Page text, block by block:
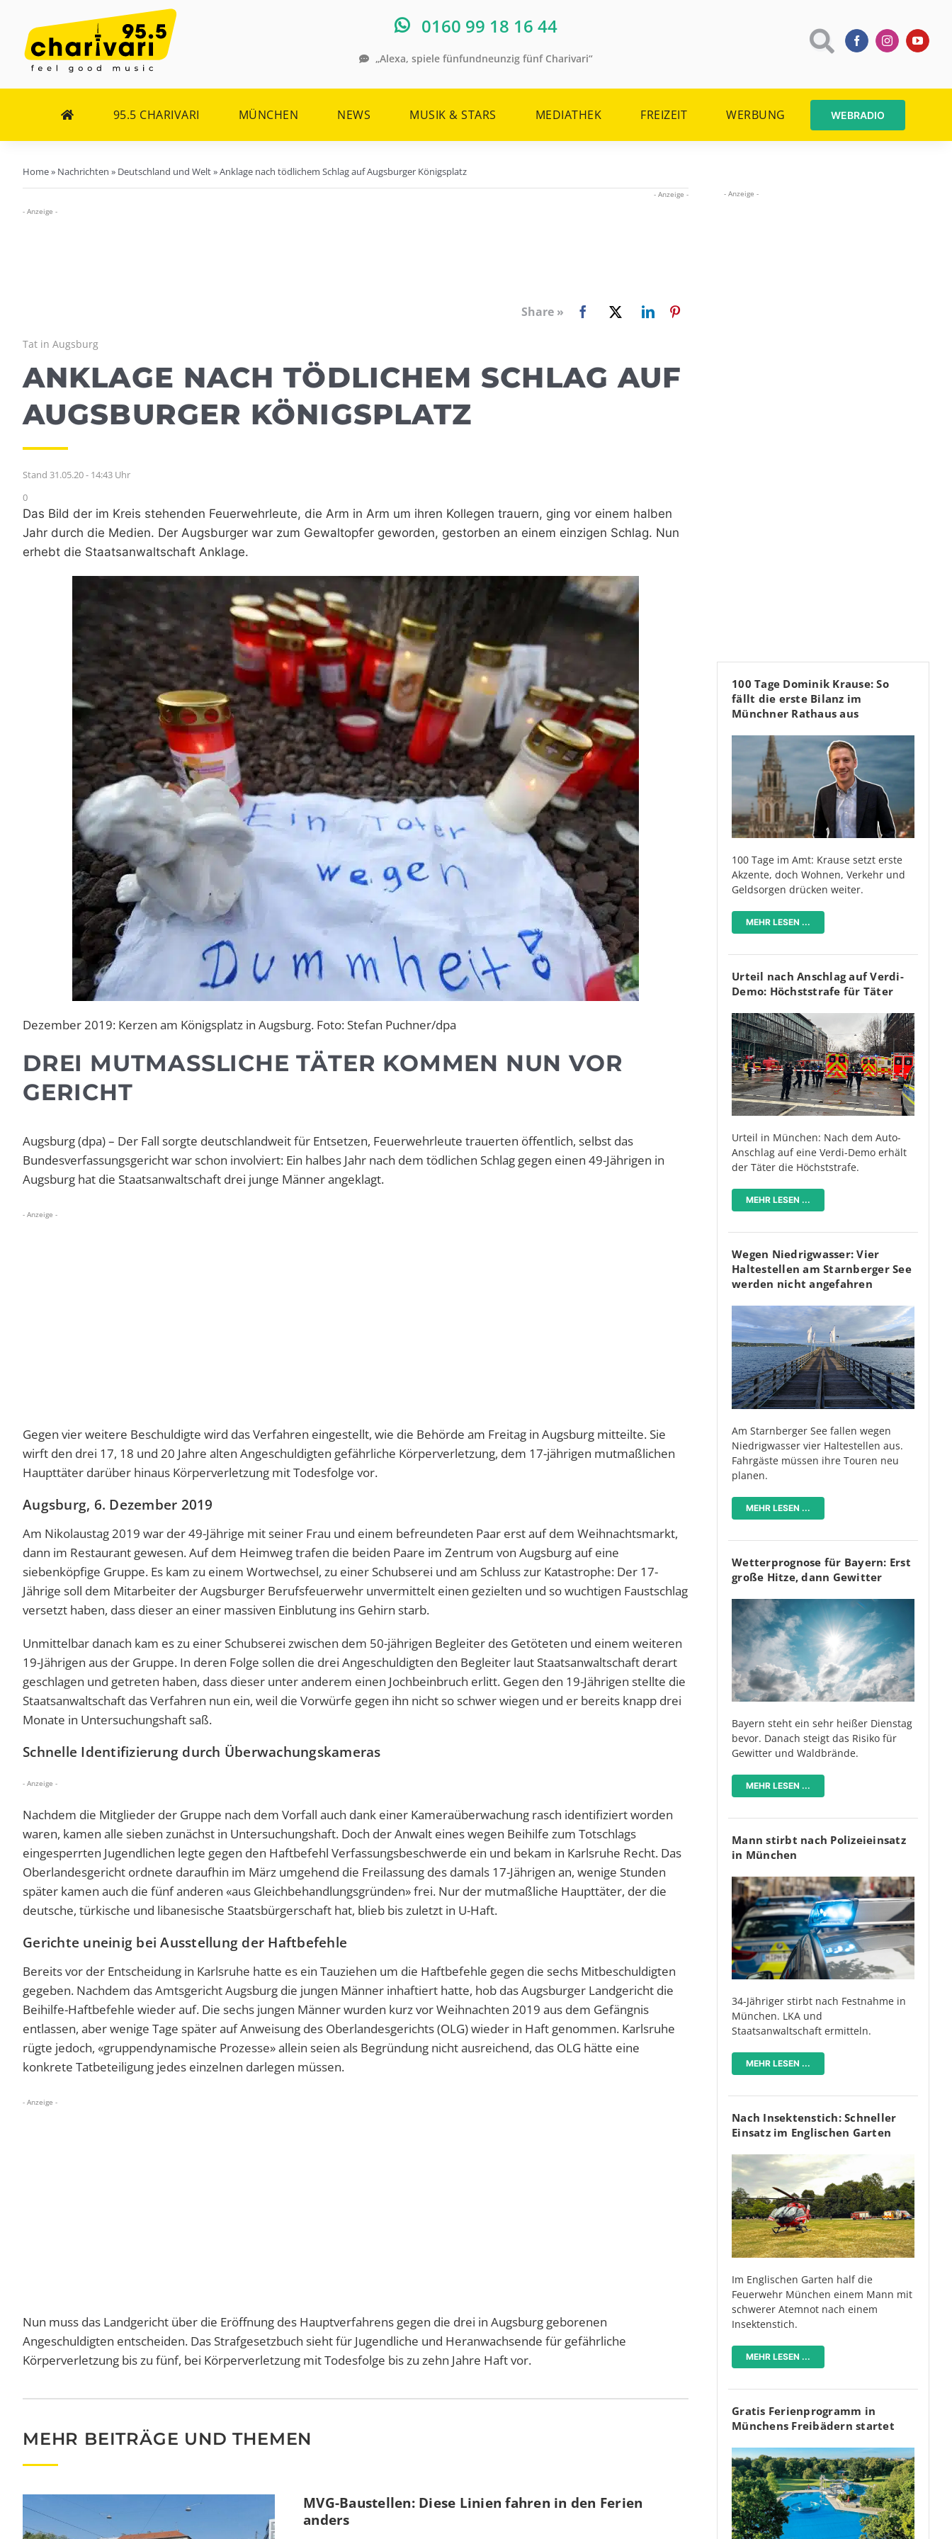
Inhalt
springen
0160 99 18 16 44
„Alexa, spiele fünfundneunzig fünf Charivari“
95.5 CHARIVARI MÜNCHEN NEWS MUSIK & STARS MEDIATHEK FREIZEIT WERBUNG WEBRADIO
Home» Nachrichten » Deutschland und Welt»Anklage nach tödlichem Schlag auf Augsburger Königsplatz
- Anzeige -
- Anzeige -
Share »
Tat in Augsburg
ANKLAGE NACH TÖDLICHEM SCHLAG AUF
AUGSBURGER KÖNIGSPLATZ
Stand 31.05.20 - 14:43 Uhr
0
Das Bild der im Kreis stehenden Feuerwehrleute, die Arm in Arm um ihren Kollegen trauern, ging vor einem halben
Jahr durch die Medien. Der Augsburger war zum Gewaltopfer geworden, gestorben an einem einzigen Schlag. Nun
erhebt die Staatsanwaltschaft Anklage.
Dezember 2019: Kerzen am Königsplatz in Augsburg. Foto: Stefan Puchner/dpa
DREI MUTMASSLICHE TÄTER KOMMEN NUN VOR G
ERICHT
Augsburg (dpa) – Der Fall sorgte deutschlandweit für Entsetzen, Feuerwehrleute trauerten öffentlich, selbst das
Bundesverfassungsgericht war schon involviert: Ein halbes Jahr nach dem tödlichen Schlag gegen einen 49-Jährigen in
Augsburg hat die Staatsanwaltschaft drei junge Männer angeklagt.
- Anzeige -
Gegen vier weitere Beschuldigte wird das Verfahren eingestellt, wie die Behörde am Freitag in Augsburg mitteilte. Sie
wirft den drei 17, 18 und 20 Jahre alten Angeschuldigten gefährliche Körperverletzung, dem 17-jährigen mutmaßlichen
Haupttäter darüber hinaus Körperverletzung mit Todesfolge vor.
Augsburg, 6. Dezember 2019
Am Nikolaustag 2019 war der 49-Jährige mit seiner Frau und einem befreundeten Paar erst auf dem Weihnachtsmarkt,
dann im Restaurant gewesen. Auf dem Heimweg trafen die beiden Paare im Zentrum von Augsburg auf eine
siebenköpfige Gruppe. Es kam zu einem Wortwechsel, zu einer Schubserei und am Schluss zur Katastrophe: Der 17-
Jährige soll dem Mitarbeiter der Augsburger Berufsfeuerwehr unvermittelt einen gezielten und so wuchtigen Faustschlag
versetzt haben, dass dieser an einer massiven Einblutung ins Gehirn starb.
Unmittelbar danach kam es zu einer Schubserei zwischen dem 50-jährigen Begleiter des Getöteten und einem weiteren
19-Jährigen aus der Gruppe. In deren Folge sollen die drei Angeschuldigten den Begleiter laut Staatsanwaltschaft derart
geschlagen und getreten haben, dass dieser unter anderem einen Jochbeinbruch erlitt. Gegen den 19-Jährigen stellte die
Staatsanwaltschaft das Verfahren nun ein, weil die Vorwürfe gegen ihn nicht so schwer wiegen und er bereits knapp drei
Monate in Untersuchungshaft saß.
Schnelle Identifizierung durch Überwachungskameras
- Anzeige -
Nachdem die Mitglieder der Gruppe nach dem Vorfall auch dank einer Kameraüberwachung rasch identifiziert worden
waren, kamen alle sieben zunächst in Untersuchungshaft. Doch der Anwalt eines wegen Beihilfe zum Totschlags
eingesperrten Jugendlichen legte gegen den Haftbefehl Verfassungsbeschwerde ein und bekam in Karlsruhe Recht. Das
Oberlandesgericht ordnete daraufhin im März umgehend die Freilassung des damals 17-Jährigen an, wenige Stunden
später kamen auch die fünf anderen «aus Gleichbehandlungsgründen» frei. Nur der mutmaßliche Haupttäter, der die
deutsche, türkische und libanesische Staatsbürgerschaft hat, blieb bis zuletzt in U-Haft.
Gerichte uneinig bei Ausstellung der Haftbefehle
Bereits vor der Entscheidung in Karlsruhe hatte es ein Tauziehen um die Haftbefehle gegen die sechs Mitbeschuldigten
gegeben. Nachdem das Amtsgericht Augsburg die jungen Männer inhaftiert hatte, hob das Augsburger Landgericht die
Beihilfe-Haftbefehle wieder auf. Die sechs jungen Männer wurden kurz vor Weihnachten 2019 aus dem Gefängnis
entlassen, aber wenige Tage später auf Anweisung des Oberlandesgerichts (OLG) wieder in Haft genommen. Karlsruhe
rügte jedoch, «gruppendynamische Prozesse» allein seien als Begründung nicht ausreichend, das OLG hätte eine
konkrete Tatbeteiligung jedes einzelnen darlegen müssen.
- Anzeige -
Nun muss das Landgericht über die Eröffnung des Hauptverfahrens gegen die drei in Augsburg geborenen
Angeschuldigten entscheiden. Das Strafgesetzbuch sieht für Jugendliche und Heranwachsende für gefährliche
Körperverletzung bis zu fünf, bei Körperverletzung mit Todesfolge bis zu zehn Jahre Haft vor.
MEHR BEITRÄGE UND THEMEN
MVG-Baustellen: Diese Linien fahren in den Ferien
anders
- Anzeige -
100 Tage Dominik Krause: So
fällt die erste Bilanz im
Münchner Rathaus aus
100 Tage im Amt: Krause setzt erste
Akzente, doch Wohnen, Verkehr und
Geldsorgen drücken weiter.
MEHR LESEN ...
Urteil nach Anschlag auf Verdi-
Demo: Höchststrafe für Täter
Urteil in München: Nach dem Auto-
Anschlag auf eine Verdi-Demo erhält
der Täter die Höchststrafe.
MEHR LESEN ...
Wegen Niedrigwasser: Vier
Haltestellen am Starnberger See
werden nicht angefahren
Am Starnberger See fallen wegen
Niedrigwasser vier Haltestellen aus.
Fahrgäste müssen ihre Touren neu
planen.
MEHR LESEN ...
Wetterprognose für Bayern: Erst
große Hitze, dann Gewitter
Bayern steht ein sehr heißer Dienstag
bevor. Danach steigt das Risiko für
Gewitter und Waldbrände.
MEHR LESEN ...
Mann stirbt nach Polizeieinsatz
in München
34-Jähriger stirbt nach Festnahme in
München. LKA und
Staatsanwaltschaft ermitteln.
MEHR LESEN ...
Nach Insektenstich: Schneller
Einsatz im Englischen Garten
Im Englischen Garten half die
Feuerwehr München einem Mann mit
schwerer Atemnot nach einem
Insektenstich.
MEHR LESEN ...
Gratis Ferienprogramm in
Münchens Freibädern startet